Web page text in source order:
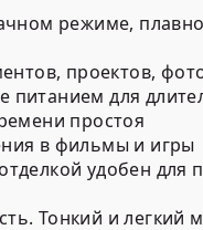
режиме,
проектов,
для
простоя
в фильмы и игры
удобен для
Тонкий и легкий